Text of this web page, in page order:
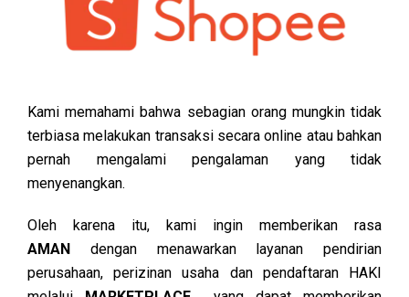
Kami memahami bahwa sebagian orang mungkin tidak
terbiasa melakukan transaksi secara online atau bahkan
pernah mengalami pengalaman yang tidak
menyenangkan.
Oleh karena itu, kami ingin memberikan rasa
AMAN dengan menawarkan layanan pendirian
perusahaan, perizinan usaha dan pendaftaran HAKI